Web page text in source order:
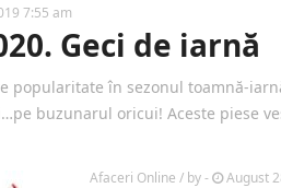
7:55 am
Geci de iarnă
popularitate în sezonul toamnă-
buzunarul oricui! Aceste piese
Afaceri Online / by- August